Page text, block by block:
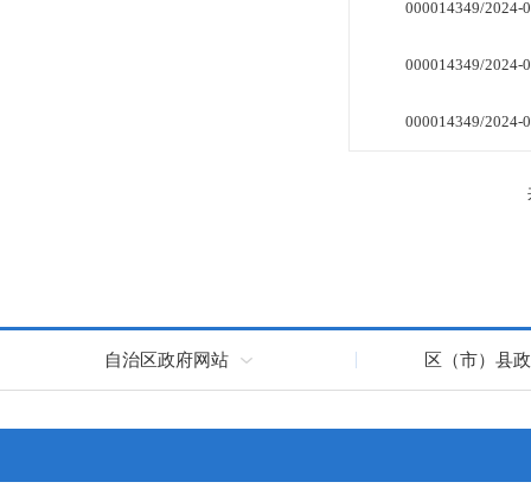
自治区政府网站 区（市）县